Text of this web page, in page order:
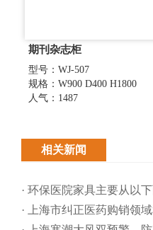
期刊杂志柜
型号：WJ-507
规格：W900 D400 H1800
人气：1487
相关新闻
· 环保医院家具主要从以
· 上海市纠正医药购销领